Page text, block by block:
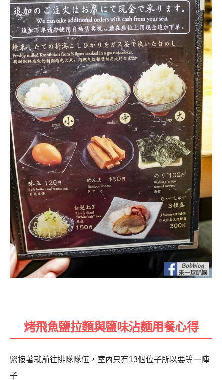
烤飛魚鹽拉麵與鹽味沾麵用餐心得
緊接著就前往排隊隊伍，室內只有13個位子所以要等一陣
子